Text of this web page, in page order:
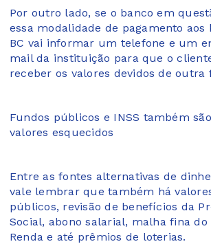
Por outro lado, se o banco em
essa modalidade de pagamento aos
BC vai informar um telefone e um
mail da instituição para que o
receber os valores devidos de outra
Fundos públicos e INSS também
valores esquecidos
Entre as fontes alternativas de
vale lembrar que também há
públicos, revisão de benefícios da
Social, abono salarial, malha fina do
Renda e até prêmios de loterias.